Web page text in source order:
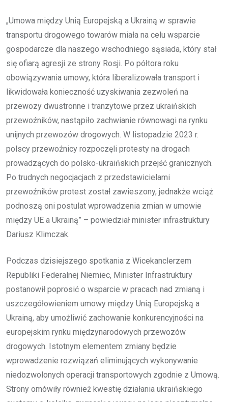
„Umowa między Unią Europejską a Ukrainą w sprawie
transportu drogowego towarów miała na celu wsparcie
gospodarcze dla naszego wschodniego sąsiada, który stał
się ofiarą agresji ze strony Rosji. Po półtora roku
obowiązywania umowy, która liberalizowała transport i
likwidowała konieczność uzyskiwania zezwoleń na
przewozy dwustronne i tranzytowe przez ukraińskich
przewoźników, nastąpiło zachwianie równowagi na rynku
unijnych przewozów drogowych. W listopadzie 2023 r.
polscy przewoźnicy rozpoczęli protesty na drogach
prowadzących do polsko-ukraińskich przejść granicznych.
Po trudnych negocjacjach z przedstawicielami
przewoźników protest został zawieszony, jednakże wciąż
podnoszą oni postulat wprowadzenia zmian w umowie
między UE a Ukrainą” – powiedział minister infrastruktury
Dariusz Klimczak.
Podczas dzisiejszego spotkania z Wicekanclerzem
Republiki Federalnej Niemiec, Minister Infrastruktury
postanowił poprosić o wsparcie w pracach nad zmianą i
uszczegółowieniem umowy między Unią Europejską a
Ukrainą, aby umożliwić zachowanie konkurencyjności na
europejskim rynku międzynarodowych przewozów
drogowych. Istotnym elementem zmiany będzie
wprowadzenie rozwiązań eliminujących wykonywanie
niedozwolonych operacji transportowych zgodnie z Umową.
Strony omówiły również kwestię działania ukraińskiego